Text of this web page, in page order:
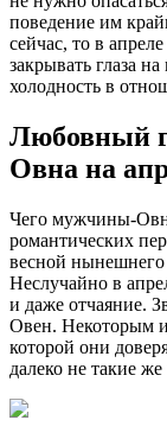
поведение им
сейчас, то в
закрывать глаза
холодность в
Любовный
Овна на
Чего мужчины-
романтических
весной нынешнего
Неслучайно в
и даже отчаяние.
Овен. Некоторым
которой они
далеко не такие же